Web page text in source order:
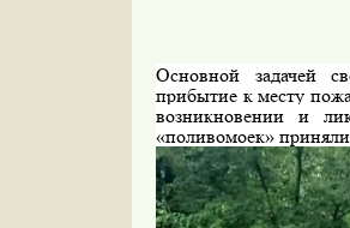
Основной задачей
прибытие к месту
возникновении и
«поливомоек»